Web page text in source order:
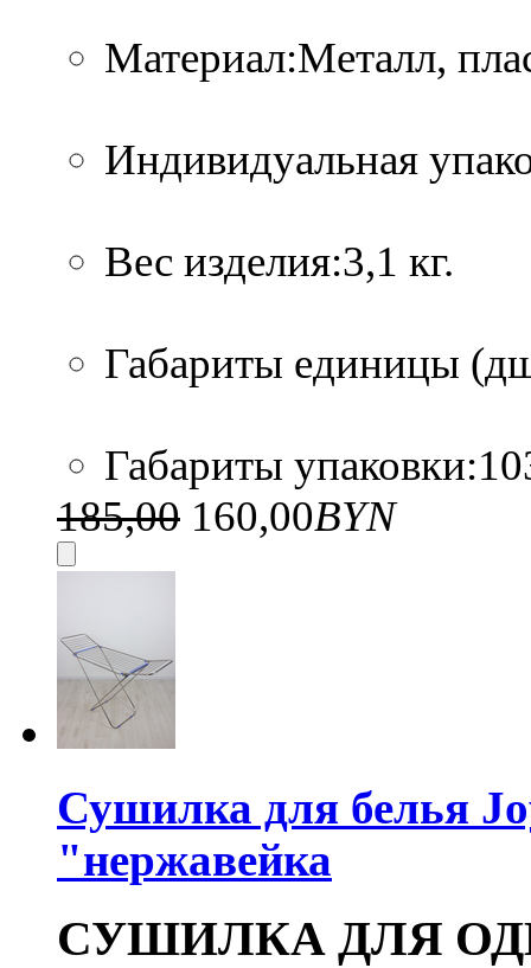
Материал:Металл,
Индивидуальная
Вес изделия:3,1 кг.
Габариты единицы
Габариты
185,00 160,00BYN
Сушилка для белья
"нержавейка
СУШИЛКА ДЛЯ